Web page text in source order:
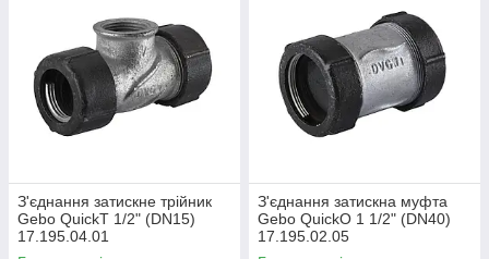
З'єднання затискне трійник
Gebo QuickТ 1/2" (DN15)
17.195.04.01
З'єднання затискна муфта
Gebo QuickO 1 1/2" (DN40)
17.195.02.05